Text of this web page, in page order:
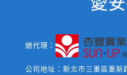
總代理：
公司地址：新北市三重區重